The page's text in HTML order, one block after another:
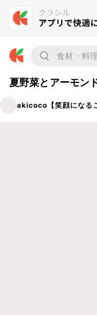
夏野菜とアーモン
akicoco【笑顔になる